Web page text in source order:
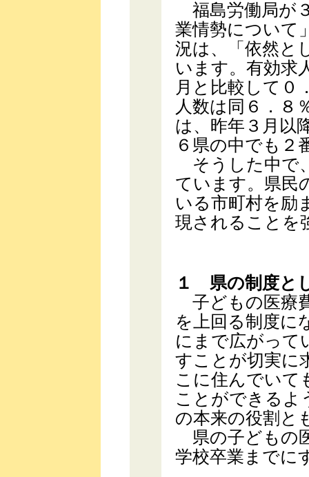
福島労働局が
業情勢について
況は、「依然と
います。有効求
月と比較して０
人数は同６．８
は、昨年３月以
６県の中でも２
そうした中で
ています。県民
いる市町村を励
現されることを
１ 県の制度と
子どもの医療
を上回る制度に
にまで広がって
すことが切実に
こに住んでいて
ことができるよ
の本来の役割と
県の子どもの
学校卒業までに